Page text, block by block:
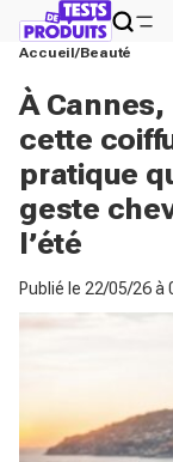
Accueil Beauté
À
cette
pratique
geste
l’été
Publié le 22/05/26 à